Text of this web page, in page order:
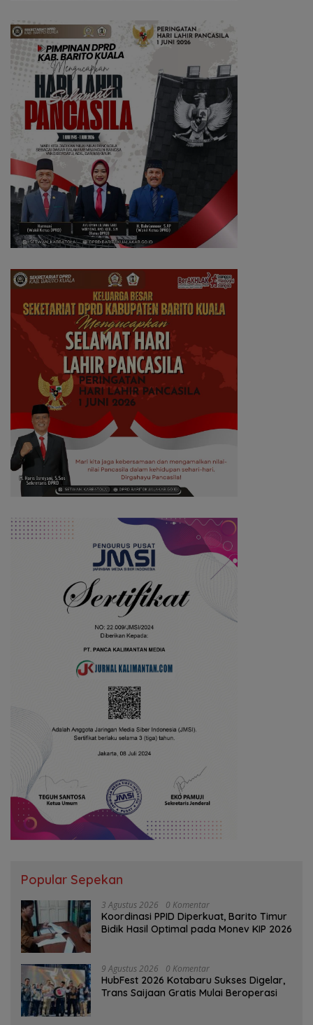
Popular Sepekan
3 Agustus 2026 0 Komentar
Koordinasi PPID Diperkuat, Barito Timur
Bidik Hasil Optimal pada Monev KIP 2026
9 Agustus 2026 0 Komentar
HubFest 2026 Kotabaru Sukses Digelar,
Trans Saijaan Gratis Mulai Beroperasi